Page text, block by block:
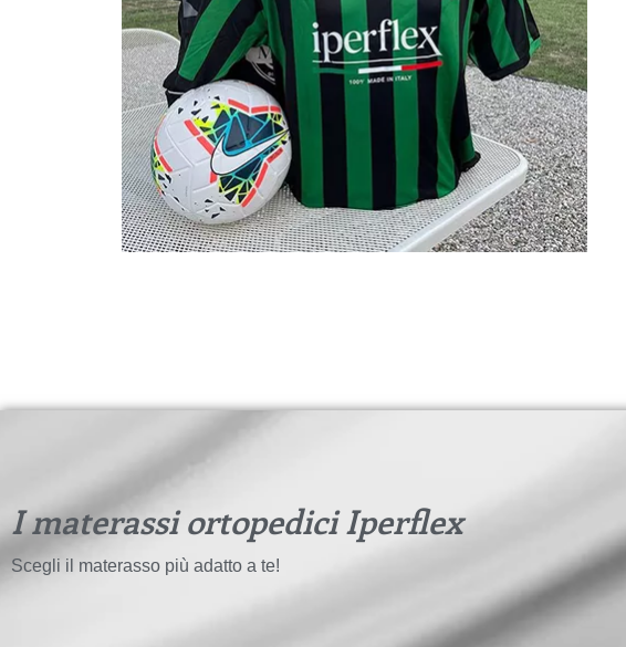
I materassi ortopedici Iperflex
Scegli il materasso più adatto a te!